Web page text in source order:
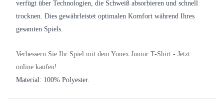
verfügt über Technologien, die Schweiß absorbieren und schnell
trocknen. Dies gewährleistet optimalen Komfort während Ihres
gesamten Spiels.
Verbessern Sie Ihr Spiel mit dem Yonex Junior T-Shirt - Jetzt
online kaufen!
Material: 100% Polyester.